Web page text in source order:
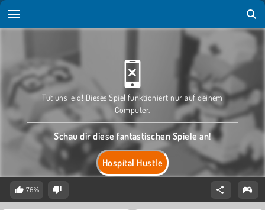
Hospital Hustle
Tut uns leid! Dieses Spiel funktioniert nur auf deinem
Computer.
Schau dir diese fantastischen Spiele an!
76%